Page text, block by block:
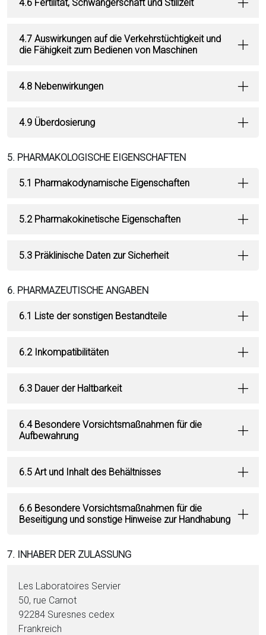
4.6 Fertilität, Schwangerschaft und Stillzeit
4.7 Auswirkungen auf die Verkehrstüchtigkeit und
die Fähigkeit zum Bedienen von Maschinen
4.8 Nebenwirkungen
4.9 Überdosierung
5. PHARMAKOLOGISCHE EIGENSCHAFTEN
5.1 Pharmakodynamische Eigenschaften
5.2 Pharmakokinetische Eigenschaften
5.3 Präklinische Daten zur Sicherheit
6. PHARMAZEUTISCHE ANGABEN
6.1 Liste der sonstigen Bestandteile
6.2 Inkompatibilitäten
6.3 Dauer der Haltbarkeit
6.4 Besondere Vorsichtsmaßnahmen für die
Aufbewahrung
6.5 Art und Inhalt des Behältnisses
6.6 Besondere Vorsichtsmaßnahmen für die
Beseitigung und sonstige Hinweise zur Handhabung
7. INHABER DER ZULASSUNG
Les Laboratoires Servier
50, rue Carnot
92284 Suresnes cedex
Frankreich